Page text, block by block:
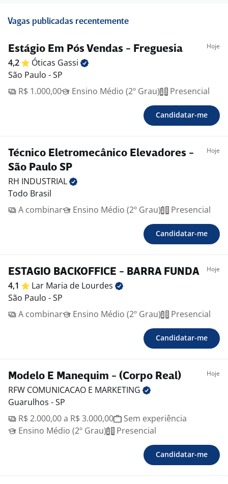
Vagas publicadas recentemente
Estágio Em Pós Vendas - Freguesia Hoje
4,2 Óticas Gassi
São Paulo - SP
R$ 1.000,00
Ensino Médio (2º Grau) Presencial
Candidatar-me
Técnico Eletromecânico Elevadores -
São Paulo SP
Hoje
RH INDUSTRIAL
Todo Brasil
A combinar
Ensino Médio (2º Grau) Presencial
Candidatar-me
ESTAGIO BACKOFFICE - BARRA FUNDA Hoje
4,1 Lar Maria de Lourdes
São Paulo - SP
A combinar
Ensino Médio (2º Grau) Presencial
Candidatar-me
Modelo E Manequim - (Corpo Real) Hoje
RFW COMUNICACAO E MARKETING
Guarulhos - SP
R$ 2.000,00 a R$ 3.000,00
Sem experiência
Ensino Médio (2º Grau)
Presencial
Candidatar-me